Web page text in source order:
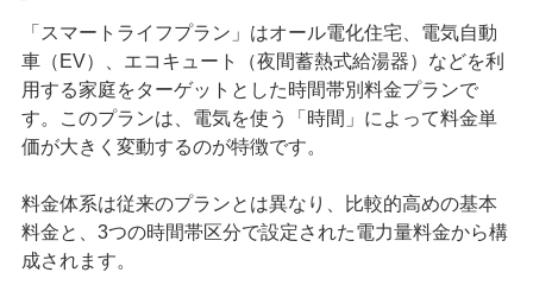
「スマートライフプラン」はオール電化住宅、電気自動
車（EV）、エコキュート（夜間蓄熱式給湯器）などを利
用する家庭をターゲットとした時間帯別料金プランで
す。このプランは、電気を使う「時間」によって料金単
価が大きく変動するのが特徴です。
料金体系は従来のプランとは異なり、比較的高めの基本
料金と、3つの時間帯区分で設定された電力量料金から構
成されます。